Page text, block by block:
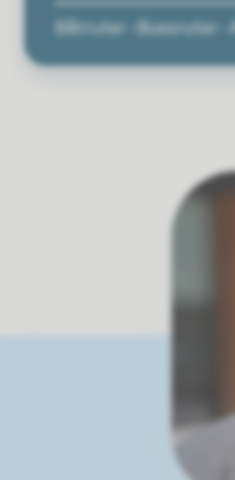
Båtruter - Bussruter -